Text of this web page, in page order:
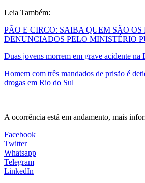
Leia Também:
PÃO E CIRCO: SAIBA QUEM SÃO OS
DENUNCIADOS PELO MINISTÉRIO
Duas jovens morrem em grave acidente na
Homem com três mandados de prisão é
drogas em Rio do Sul
A ocorrência está em andamento, mais
Facebook
Twitter
Whatsapp
Telegram
LinkedIn